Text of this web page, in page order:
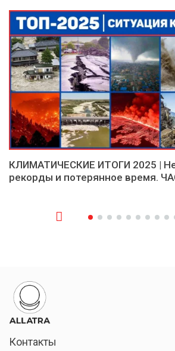
КЛИМАТИЧЕСКИЕ ИТОГИ 2025 |
рекорды и потерянное время.
Контакты